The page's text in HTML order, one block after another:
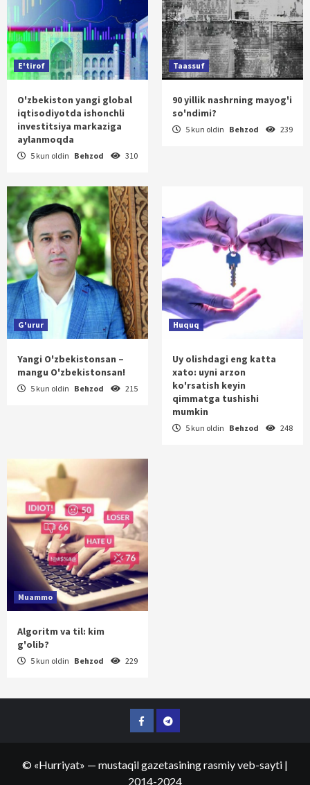
E'tirof
O'zbekiston yangi global
iqtisodiyotda ishonchli
investitsiya markaziga
aylanmoqda
5 kun oldin Behzod 310
Taassuf
90 yillik nashrning mayog'i
so'ndimi?
5 kun oldin Behzod 239
G'urur
Yangi O'zbekistonsan –
mangu O'zbekistonsan!
5 kun oldin Behzod 215
Huquq
Uy olishdagi eng katta
xato: uyni arzon
ko'rsatish keyin
qimmatga tushishi
mumkin
5 kun oldin Behzod 248
Muammo
Algoritm va til: kim
g'olib?
5 kun oldin Behzod 229
FacebookTelegram
© «Hurriyat» — mustaqil gazetasining rasmiy veb-sayti |
2014-2024